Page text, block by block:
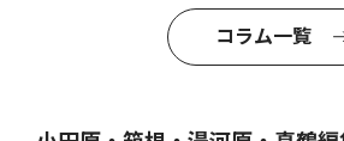
コラム一覧